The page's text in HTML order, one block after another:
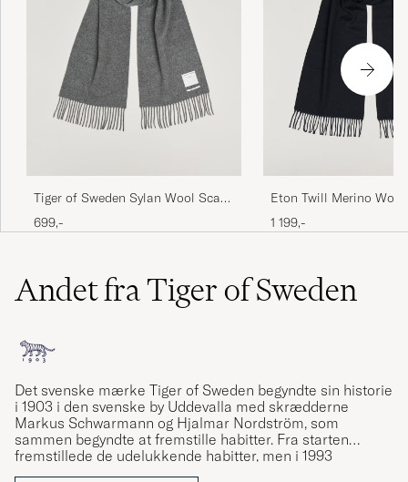
Tiger of Sweden Sylan Wool Scarf
Charcoal
699,-
Eton Twill Merino Wool
Blue
1 199,-
Andet fra Tiger of Sweden
Det svenske mærke Tiger of Sweden begyndte sin historie
i 1903 i den svenske by Uddevalla med skrædderne
Markus Schwarmann og Hjalmar Nordström, som
sammen begyndte at fremstille habitter. Fra starten
fremstillede de udelukkende habitter, men i 1993
gennemgik mærket store forandringer og udviklede sit